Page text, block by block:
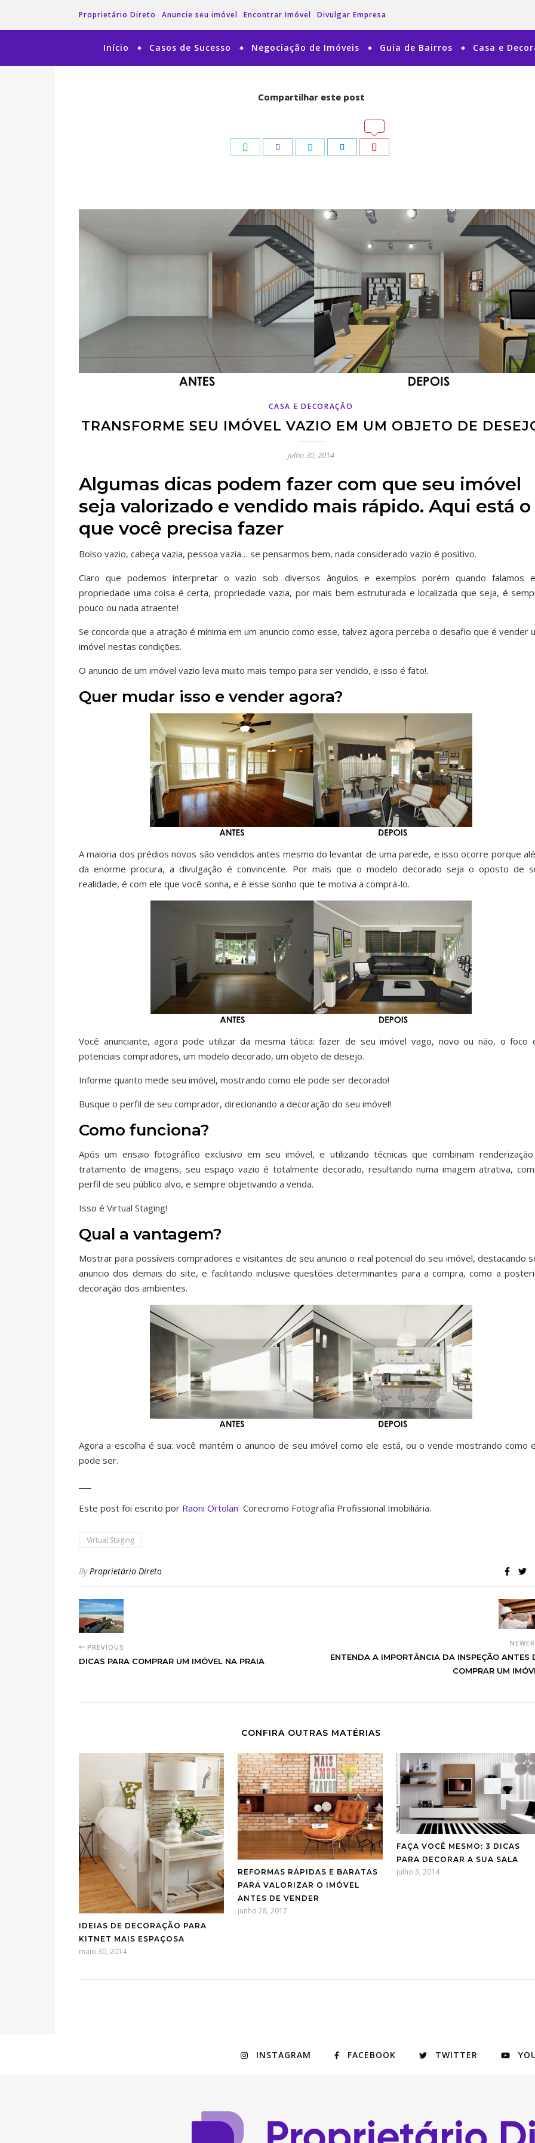
Proprietário Direto Anuncie seu imóvel Encontrar Imóvel Divulgar Empresa
Início Casos de Sucesso Negociação de Imóveis Guia de Bairros Casa e
CASA E DECORAÇÃO
TRANSFORME SEU IMÓVEL VAZIO EM UM OBJETO DE
julho 30, 2014
Compartilhar este post
WhatsAppFacebook LinkedIn
Algumas dicas podem fazer com que seu imóvel
seja valorizado e vendido mais rápido. Aqui está o
que você precisa fazer
Bolso vazio, cabeça vazia, pessoa vazia… se pensarmos bem, nada considerado vazio é positivo.
Claro que podemos interpretar o vazio sob diversos ângulos e exemplos porém quando falamos
propriedade uma coisa é certa, propriedade vazia, por mais bem estruturada e localizada que seja, é
pouco ou nada atraente!
Se concorda que a atração é mínima em um anuncio como esse, talvez agora perceba o desafio que é vender
imóvel nestas condições.
O anuncio de um imóvel vazio leva muito mais tempo para ser vendido, e isso é fato!.
Quer mudar isso e vender agora?
A maioria dos prédios novos são vendidos antes mesmo do levantar de uma parede, e isso ocorre porque
da enorme procura, a divulgação é convincente. Por mais que o modelo decorado seja o oposto de
realidade, é com ele que você sonha, e é esse sonho que te motiva a comprá-lo.
Você anunciante, agora pode utilizar da mesma tática: fazer de seu imóvel vago, novo ou não, o foco
potenciais compradores, um modelo decorado, um objeto de desejo.
Informe quanto mede seu imóvel, mostrando como ele pode ser decorado!
Busque o perfil de seu comprador, direcionando a decoração do seu imóvel!
Como funciona?
Após um ensaio fotográfico exclusivo em seu imóvel, e utilizando técnicas que combinam
tratamento de imagens, seu espaço vazio é totalmente decorado, resultando numa imagem atrativa,
perfil de seu público alvo, e sempre objetivando a venda.
Isso é Virtual Staging!
Qual a vantagem?
Mostrar para possíveis compradores e visitantes de seu anuncio o real potencial do seu imóvel, destacando
anuncio dos demais do site, e facilitando inclusive questões determinantes para a compra, como a
decoração dos ambientes.
Agora a escolha é sua: você mantém o anuncio de seu imóvel como ele está, ou o vende mostrando como
pode ser.
Este post foi escrito por Raoni Ortolan  Corecromo Fotografia Profissional Imobiliária.
Compartilhar este post
WhatsAppFacebook LinkedIn
Virtual Staging
ByProprietário Direto
PREVIOUS
DICAS PARA COMPRAR UM IMÓVEL NA PRAIA
ENTENDA A IMPORTÂNCIA DA INSPEÇÃO ANTES
COMPRAR UM
CONFIRA OUTRAS MATÉRIAS
IDEIAS DE DECORAÇÃO PARA
KITNET MAIS ESPAÇOSA
maio 30, 2014
REFORMAS RÁPIDAS E BARATAS
PARA VALORIZAR O IMÓVEL
ANTES DE VENDER
junho 28, 2017
FAÇA VOCÊ MESMO: 3 DICAS
PARA DECORAR A SUA SALA
julho 3, 2014
INSTAGRAM FACEBOOK TWITTER